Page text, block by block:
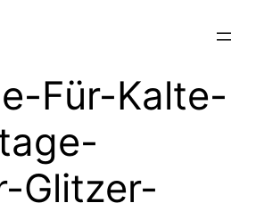
Für-Kalte-
Glitzer-